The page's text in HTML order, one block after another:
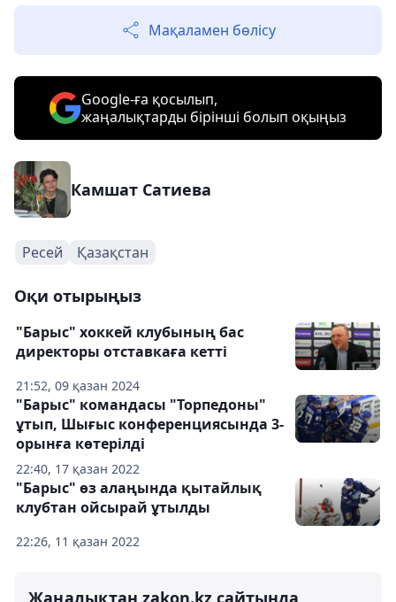
Мақаламен бөлісу
Google-ға қосылып,
жаңалықтарды бірінші болып оқыңыз
Камшат Сатиева
Ресей Қазақстан
Оқи отырыңыз
21:52, 09 қазан 2024
"Барыс" хоккей клубының бас
директоры отставкаға кетті
22:40, 17 қазан 2022
"Барыс" командасы "Торпедоны"
ұтып, Шығыс конференциясында 3-
орынға көтерілді
22:26, 11 қазан 2022
"Барыс" өз алаңында қытайлық
клубтан ойсырай ұтылды
Жаңалықтан zakon.kz сайтында